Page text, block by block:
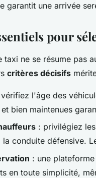
garantit une arrivée
pour
taxi ne se résume pas
critères décisifs
l'âge des
bien maintenues
: privilégiez
la conduite défensive.
: une
en toute simplicité,